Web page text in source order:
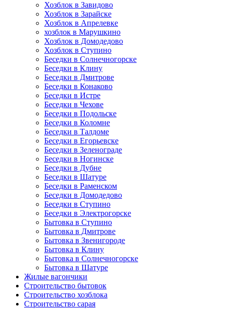
Хозблок в Завидово
Хозблок в Зарайске
Хозблок в Апрелевке
хозблок в Марушкино
Хозблок в Домодедово
Хозблок в Ступино
Беседки в Солнечногорске
Беседки в Клину
Беседки в Дмитрове
Беседки в Конаково
Беседки в Истре
Беседки в Чехове
Беседки в Подольске
Беседки в Коломне
Беседки в Талдоме
Беседки в Егорьевске
Беседки в Зеленограде
Беседки в Ногинске
Беседки в Дубне
Беседки в Шатуре
Беседки в Раменском
Беседки в Домодедово
Беседки в Ступино
Беседки в Электрогорске
Бытовка в Ступино
Бытовка в Дмитрове
Бытовка в Звенигороде
Бытовка в Клину
Бытовка в Солнечногорске
Бытовка в Шатуре
Жилые вагончики
Строительство бытовок
Строительство хозблока
Строительство сарая